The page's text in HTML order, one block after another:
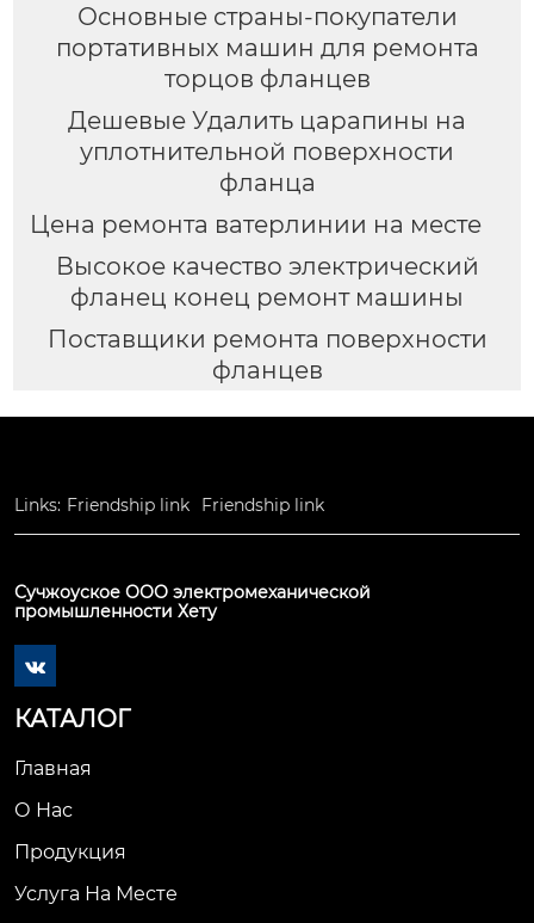
Основные страны-покупатели
портативных машин для ремонта
торцов фланцев
Дешевые Удалить царапины на
уплотнительной поверхности
фланца
Цена ремонта ватерлинии на месте
Высокое качество электрический
фланец конец ремонт машины
Поставщики ремонта поверхности
фланцев
Links: Friendship link Friendship link
Сучжоуское ООО электромеханической
промышленности Хету

КАТАЛОГ
Главная
О Нас
Продукция
Услуга На Месте